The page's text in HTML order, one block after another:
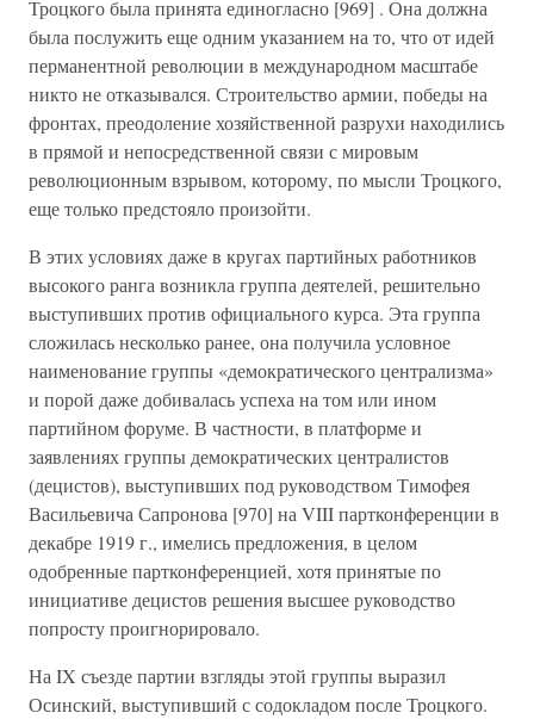
Троцкого была принята единогласно [969] . Она должна
была послужить еще одним указанием на то, что от идей
перманентной революции в международном масштабе
никто не отказывался. Строительство армии, победы на
фронтах, преодоление хозяйственной разрухи находились
в прямой и непосредственной связи с мировым
революционным взрывом, которому, по мысли Троцкого,
еще только предстояло произойти.
В этих условиях даже в кругах партийных работников
высокого ранга возникла группа деятелей, решительно
выступивших против официального курса. Эта группа
сложилась несколько ранее, она получила условное
наименование группы «демократического централизма»
и порой даже добивалась успеха на том или ином
партийном форуме. В частности, в платформе и
заявлениях группы демократических централистов
(децистов), выступивших под руководством Тимофея
Васильевича Сапронова [970] на VIII партконференции в
декабре 1919 г., имелись предложения, в целом
одобренные партконференцией, хотя принятые по
инициативе децистов решения высшее руководство
попросту проигнорировало.
На IX съезде партии взгляды этой группы выразил
Осинский, выступивший с содокладом после Троцкого.